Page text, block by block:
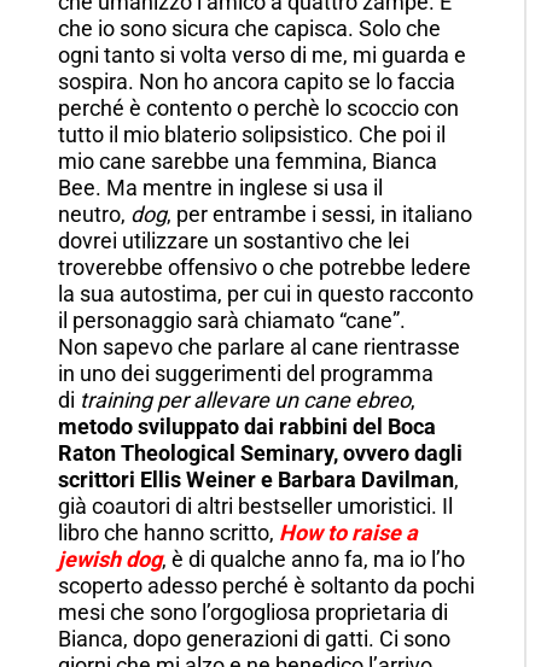
che io sono sicura che capisca. Solo che
ogni tanto si volta verso di me, mi guarda e
sospira. Non ho ancora capito se lo faccia
perché è contento o perchè lo scoccio con
tutto il mio blaterio solipsistico. Che poi il
mio cane sarebbe una femmina, Bianca
Bee. Ma mentre in inglese si usa il
neutro, dog, per entrambe i sessi, in italiano
dovrei utilizzare un sostantivo che lei
troverebbe offensivo o che potrebbe ledere
la sua autostima, per cui in questo racconto
il personaggio sarà chiamato “cane”.
Non sapevo che parlare al cane rientrasse
in uno dei suggerimenti del programma
di training per allevare un cane ebreo,
metodo sviluppato dai rabbini del Boca
Raton Theological Seminary, ovvero dagli
scrittori Ellis Weiner e Barbara Davilman,
già coautori di altri bestseller umoristici. Il
libro che hanno scritto, How to raise a
jewish dog, è di qualche anno fa, ma io l’ho
scoperto adesso perché è soltanto da pochi
mesi che sono l’orgogliosa proprietaria di
Bianca, dopo generazioni di gatti. Ci sono